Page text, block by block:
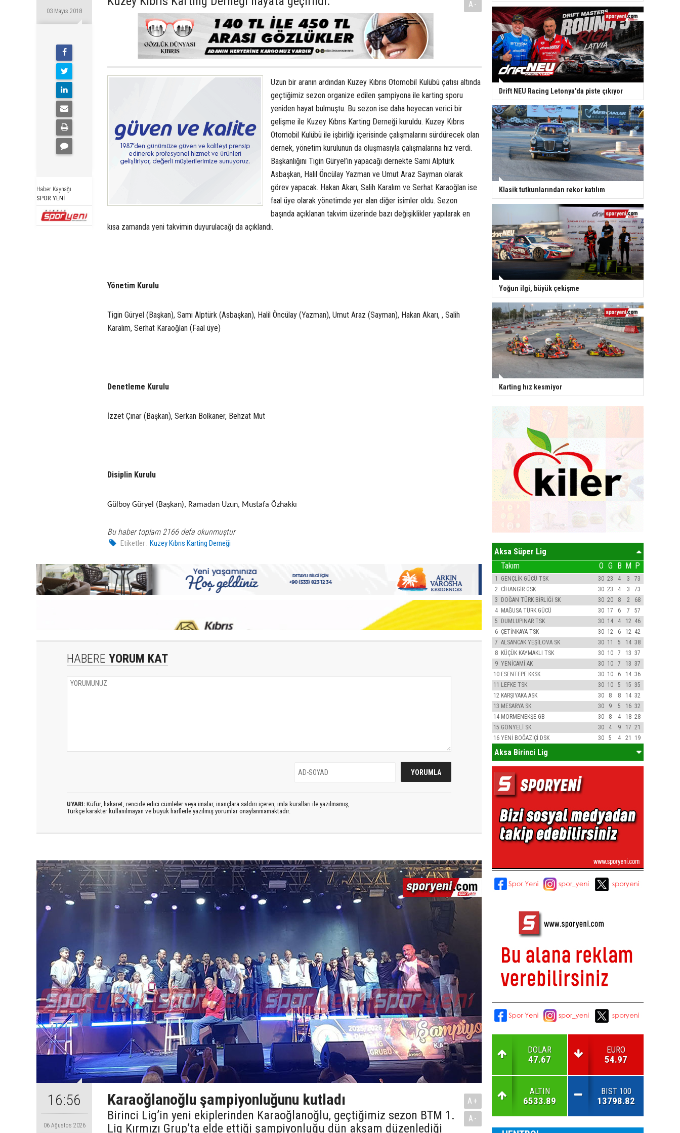
03 Mayıs 2018
Haber Kaynağı
SPOR YENİ
A-
Uzun bir aranın ardından Kuzey Kıbrıs Otomobil Kulübü çatısı altında
geçtiğimiz sezon organize edilen şampiyona ile karting sporu
yeniden hayat bulmuştu. Bu sezon ise daha heyecan verici bir
gelişme ile Kuzey Kıbrıs Karting Derneği kuruldu. Kuzey Kıbrıs
Otomobil Kulübü ile işbirliği içerisinde çalışmalarını sürdürecek olan
dernek, yönetim kurulunun da oluşmasıyla çalışmalarına hız verdi.
Başkanlığını Tigin Güryel’in yapacağı dernekte Sami Alptürk
Asbaşkan, Halil Öncülay Yazman ve Umut Araz Sayman olarak
görev yapacak. Hakan Akarı, Salih Karalım ve Serhat Karaoğlan ise
faal üye olarak yönetimde yer alan diğer isimler oldu. Sezon
başında açıklanan takvim üzerinde bazı değişiklikler yapılarak en
kısa zamanda yeni takvimin duyurulacağı da açıklandı.
Yönetim Kurulu
Tigin Güryel (Başkan), Sami Alptürk (Asbaşkan), Halil Öncülay (Yazman), Umut Araz (Sayman), Hakan Akarı, , Salih
Karalım, Serhat Karaoğlan (Faal üye)
Denetleme Kurulu
İzzet Çınar (Başkan), Serkan Bolkaner, Behzat Mut
Disiplin Kurulu
Gülboy Güryel (Başkan), Ramadan Uzun, Mustafa Özhakkı
Bu haber toplam 2166 defa okunmuştur
Etiketler : Kuzey Kıbrıs Karting Derneği
HABERE YORUM KAT
UYARI: Küfür, hakaret, rencide edici cümleler veya imalar, inançlara saldırı içeren, imla kuralları ile yazılmamış,
Türkçe karakter kullanılmayan ve büyük harflerle yazılmış yorumlar onaylanmamaktadır.
16:56
06 Ağustos 2026
Karaoğlanoğlu şampiyonluğunu kutladı
Birinci Lig’in yeni ekiplerinden Karaoğlanoğlu, geçtiğimiz sezon BTM 1.
Lig Kırmızı Grup’ta elde ettiği şampiyonluğu dün akşam düzenlediği
A+
A-
Drift NEU Racing Letonya'da piste çıkıyor
Klasik tutkunlarından rekor katılım
Yoğun ilgi, büyük çekişme
Karting hız kesmiyor
Aksa Süper Lig
Takım O G B M P
1 GENÇLİK GÜCÜ TSK 30 23 4 3
73
2 CİHANGİR GSK 30 23 4 3
73
3 DOĞAN TÜRK BİRLİĞİ SK 30 20 8 2
68
4 MAĞUSA TÜRK GÜCÜ 30 17 6 7
57
5 DUMLUPINAR TSK 30 14 4 12 46
6 ÇETİNKAYA TSK 30 12 6 12 42
7 ALSANCAK YEŞİLOVA SK 30 11 5 14 38
8 KÜÇÜK KAYMAKLI TSK 30 10 7 13 37
9 YENİCAMİ AK 30 10 7 13 37
10 ESENTEPE KKSK 30 10 6 14 36
11 LEFKE TSK 30 10 5 15 35
12 KARŞIYAKA ASK 30 8 8 14 32
13 MESARYA SK 30 9 5 16 32
14 MORMENEKŞE GB 30 8 4 18 28
15 GÖNYELİ SK 30 4 9 17 21
16 YENİ BOĞAZİÇİ DSK 30 5 4 21 19
Aksa Birinci Lig
DOLAR
47.67
EURO
54.97
ALTIN
6533.89
BIST 100
13798.82